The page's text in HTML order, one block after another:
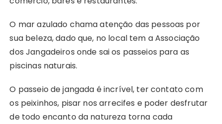
O mar azulado chama atenção das pessoas por
sua beleza, dado que, no local tem a Associação
dos Jangadeiros onde sai os passeios para as
piscinas naturais.
O passeio de jangada é incrível, ter contato com
os peixinhos, pisar nos arrecifes e poder desfrutar
de todo encanto da natureza torna cada